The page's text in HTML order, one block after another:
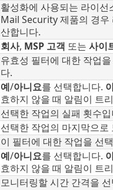
활성화에 사용되는 라이선
Mail Security 제품의 경우
산합니다.
회사, MSP 고객 또는 사이
유효성 필터에 대한 작업
다.
예/아니요를 선택합니다.
효하지 않을 때 알림이 트
선택한 작업의 실패 횟수
선택한 작업의 마지막으로
이 필터에 대한 작업을 선
예/아니요를 선택합니다.
효하지 않을 때 알림이 트
모니터링할 시간 간격을